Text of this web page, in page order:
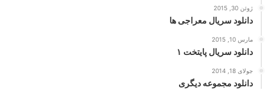
ژوئن 30, 2015
دانلود سریال معراجی ها
مارس 10, 2015
دانلود سریال پایتخت ۱
جولای 18, 2014
دانلود مجموعه دیگری